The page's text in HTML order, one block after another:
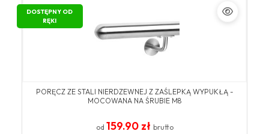
DOSTĘPNY OD
RĘKI
PORĘCZ ZE STALI NIERDZEWNEJ Z ZAŚLEPKĄ WYPUKŁĄ -
MOCOWANA NA ŚRUBIE M8
od 159.90 zł brutto